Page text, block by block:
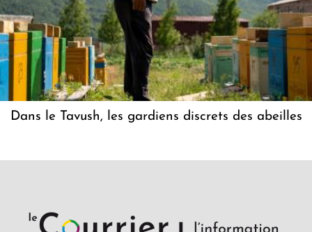
Dans le Tavush, les gardiens discrets des abeilles